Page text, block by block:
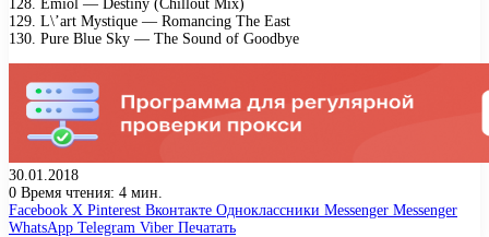
128. Emiol — Destiny (Chillout Mix)
129. L\’art Mystique — Romancing The East
130. Pure Blue Sky — The Sound of Goodbye
30.01.2018
0 Время чтения: 4 мин.
Facebook X Pinterest Вконтакте Одноклассники Messenger Messenger
WhatsApp Telegram Viber Печатать